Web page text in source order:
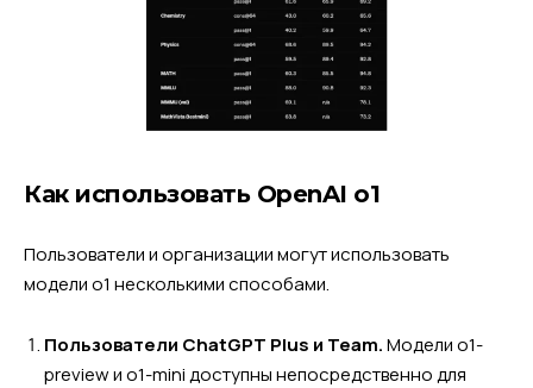
Как использовать OpenAI o1
Пользователи и организации могут использовать
модели o1 несколькими способами.
Пользователи ChatGPT Plus и Team.Модели o1-
preview и o1-mini доступны непосредственно для